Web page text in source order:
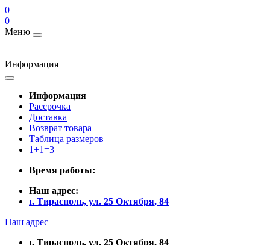
0
0
Меню
Информация
Информация
Рассрочка
Доставка
Возврат товара
Таблица размеров
1+1=3
Время работы:
Наш адрес:
г. Тирасполь, ул. 25 Октября, 84
Наш адрес
г. Тирасполь, ул. 25 Октября, 84